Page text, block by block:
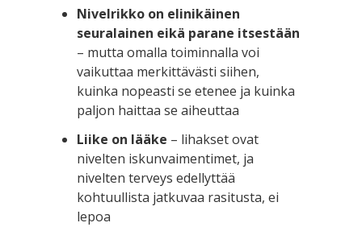
Nivelrikko on elinikäinen
seuralainen eikä parane itsestään
– mutta omalla toiminnalla voi
vaikuttaa merkittävästi siihen,
kuinka nopeasti se etenee ja kuinka
paljon haittaa se aiheuttaa
Liike on lääke – lihakset ovat
nivelten iskunvaimentimet, ja
nivelten terveys edellyttää
kohtuullista jatkuvaa rasitusta, ei
lepoa